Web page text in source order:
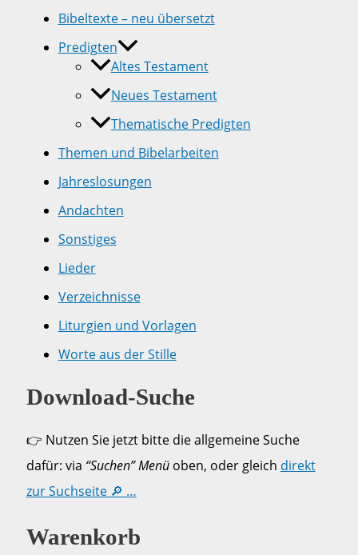
Bibeltexte – neu übersetzt
Predigten
Altes Testament
Neues Testament
Thematische Predigten
Themen und Bibelarbeiten
Jahreslosungen
Andachten
Sonstiges
Lieder
Verzeichnisse
Liturgien und Vorlagen
Worte aus der Stille
Download-Suche
👉 Nutzen Sie jetzt bitte die allgemeine Suche
dafür: via “Suchen” Menüoben, oder gleich direkt
zur Suchseite 🔎 …
Warenkorb